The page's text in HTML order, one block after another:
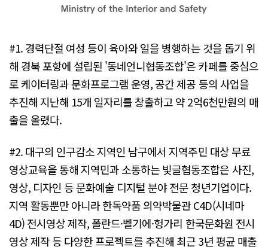
#1. 경력단절 여성 등이 육아와 일을 병행하는 것을 돕기 위
해 경북 포항에 설립된 '동네언니협동조합'은 카페를 중심으
로 케이터링과 문화프로그램 운영, 공간 제공 등의 사업을
추진해 지난해 15개 일자리를 창출하고 약 2억6천만원의 매
출을 올렸다.
#2. 대구의 인구감소 지역인 남구에서 지역주민 대상 무료
영상교육을 통해 지역민과 소통하는 빛글협동조합은 사진,
영상, 디자인 등 문화예술 디지털 분야 전문 청년기업이다.
지역 활동뿐만 아니라 한독약품 의약박물관 C4D(시네마
4D) 전시영상 제작, 폴란드·벨기에·헝가리 한국문화원 전시
영상 제작 등 다양한 프로젝트를 추진해 최근 3년 평균 매출